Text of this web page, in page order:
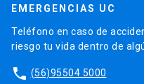
EMERGENCIAS UC
Teléfono en caso de
riesgo tu vida dentro de
phone (56)95504 5000